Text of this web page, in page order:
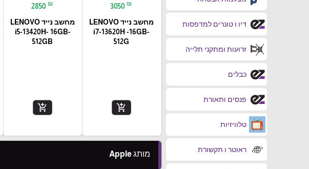
דיו ו טונרים למדפסות
זרועות ומתקני תלייה
כבלים
פנסים ותאורת
טלוויזיות
ראוטר ו תקשורת
3050 ₪
מחשב נייד LENOVO
i7-13620H -16GB-
512G
add_shopping_cart
2850 ₪
מחשב נייד LENOVO
i5-13420H- 16GB-
512GB
add_shopping_cart
מותג Apple